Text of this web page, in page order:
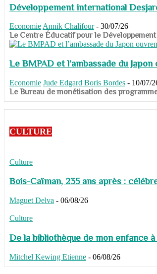
Développement international
Economie Annik Chalifour - 30/07/26
​​​​​​​Le Centre Éducatif pour le
Le BMPAD et l’ambassade du
Economie Jude Edgard Boris Bordes - 10/07/
​​​​​​​Le Bureau de monétisation des
CULTURE
Culture
Bois-Caïman, 235 ans après :
Maguet Delva - 06/08/26
Culture
De la bibliothèque de mon enfance
Mitchel Kewing Etienne - 06/08/26